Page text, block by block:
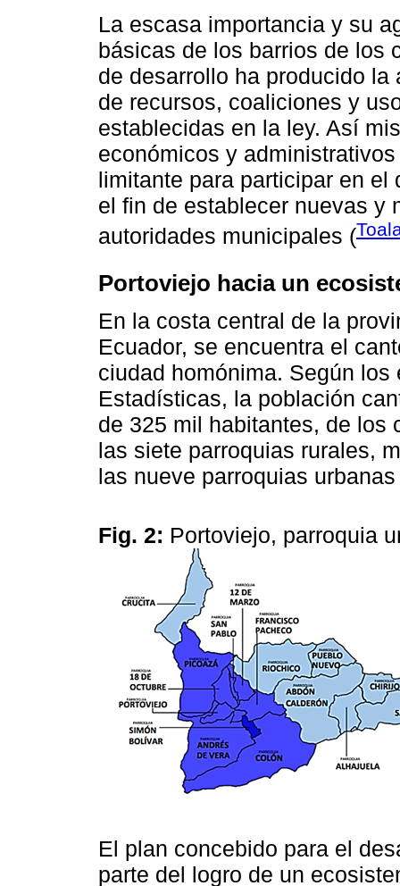
La escasa importancia y su
básicas de los barrios de los
de desarrollo ha producido
de recursos, coaliciones y
establecidas en la ley. Así
económicos y
limitante para participar en
el fin de establecer nuevas y
autoridades municipales (
Portoviejo hacia un
En la costa central de la
Ecuador, se encuentra el
ciudad homónima. Según
Estadísticas, la población
de 325 mil habitantes, de los
las siete parroquias rurales,
las nueve parroquias
Fig. 2: Portoviejo, parroquia
El plan concebido para el
parte del logro de un